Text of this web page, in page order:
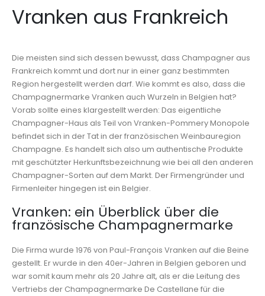
Vranken aus Frankreich
Die meisten sind sich dessen bewusst, dass Champagner aus
Frankreich kommt und dort nur in einer ganz bestimmten
Region hergestellt werden darf. Wie kommt es also, dass die
Champagnermarke Vranken auch Wurzeln in Belgien hat?
Vorab sollte eines klargestellt werden: Das eigentliche
Champagner-Haus als Teil von Vranken-Pommery Monopole
befindet sich in der Tat in der französischen Weinbauregion
Champagne. Es handelt sich also um authentische Produkte
mit geschützter Herkunftsbezeichnung wie bei all den anderen
Champagner-Sorten auf dem Markt. Der Firmengründer und
Firmenleiter hingegen ist ein Belgier.
Vranken: ein Überblick über die
französische Champagnermarke
Die Firma wurde 1976 von Paul-François Vranken auf die Beine
gestellt. Er wurde in den 40er-Jahren in Belgien geboren und
war somit kaum mehr als 20 Jahre alt, als er die Leitung des
Vertriebs der Champagnermarke De Castellane für die